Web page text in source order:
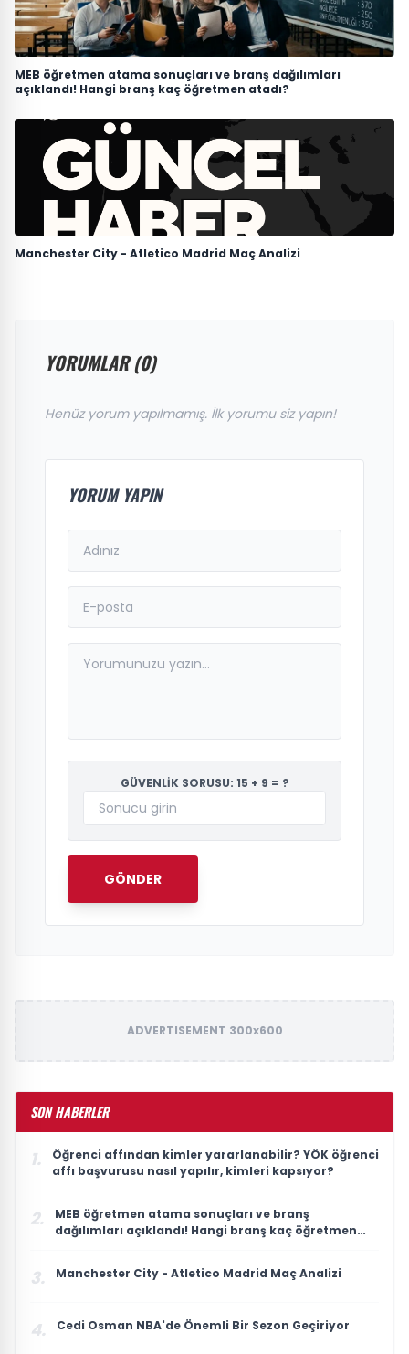
MEB öğretmen atama sonuçları ve branş dağılımları
açıklandı! Hangi branş kaç öğretmen atadı?
Manchester City - Atletico Madrid Maç Analizi
YORUMLAR (0)
Henüz yorum yapılmamış. İlk yorumu siz yapın!
YORUM YAPIN
GÜVENLİK SORUSU: 15 + 9 = ?
GÖNDER
ADVERTISEMENT 300x600
SON HABERLER
1.
Öğrenci affından kimler yararlanabilir? YÖK öğrenci
affı başvurusu nasıl yapılır, kimleri kapsıyor?
2.
MEB öğretmen atama sonuçları ve branş
dağılımları açıklandı! Hangi branş kaç öğretmen
3. Manchester City - Atletico Madrid Maç Analizi
4. Cedi Osman NBA'de Önemli Bir Sezon Geçiriyor